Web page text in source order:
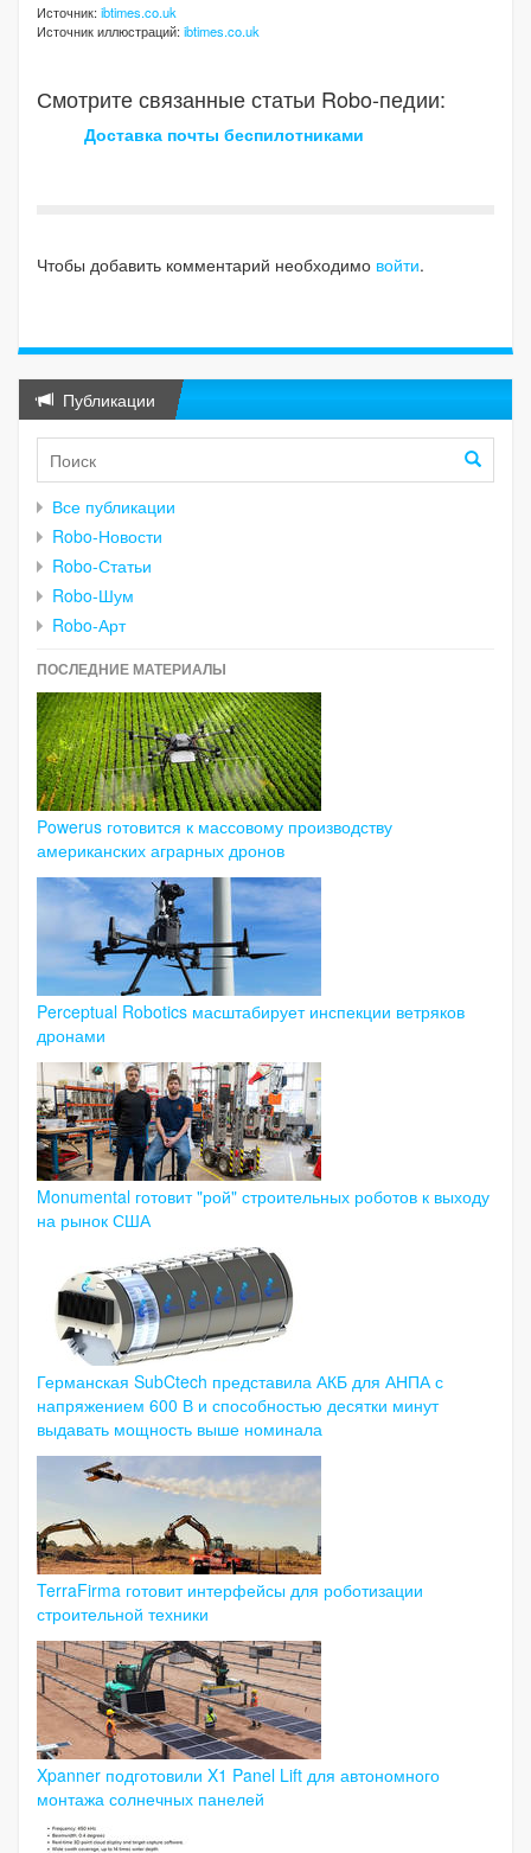
Источник:ibtimes.co.uk
Источник иллюстраций:ibtimes.co.uk
Смотрите связанные статьи Robo-педии:
Доставка почты беспилотниками
Чтобы добавить комментарий необходимо войти.
Публикации
Все публикации
Robo-Новости
Robo-Статьи
Robo-Шум
Robo-Арт
ПОСЛЕДНИЕ МАТЕРИАЛЫ
Powerus готовится к массовому производству
американских аграрных дронов
Perceptual Robotics масштабирует инспекции ветряков
дронами
Monumental готовит "рой" строительных роботов к выходу
на рынок США
Германская SubCtech представила АКБ для АНПА с
напряжением 600 В и способностью десятки минут
выдавать мощность выше номинала
TerraFirma готовит интерфейсы для роботизации
строительной техники
Xpanner подготовили X1 Panel Lift для автономного
монтажа солнечных панелей